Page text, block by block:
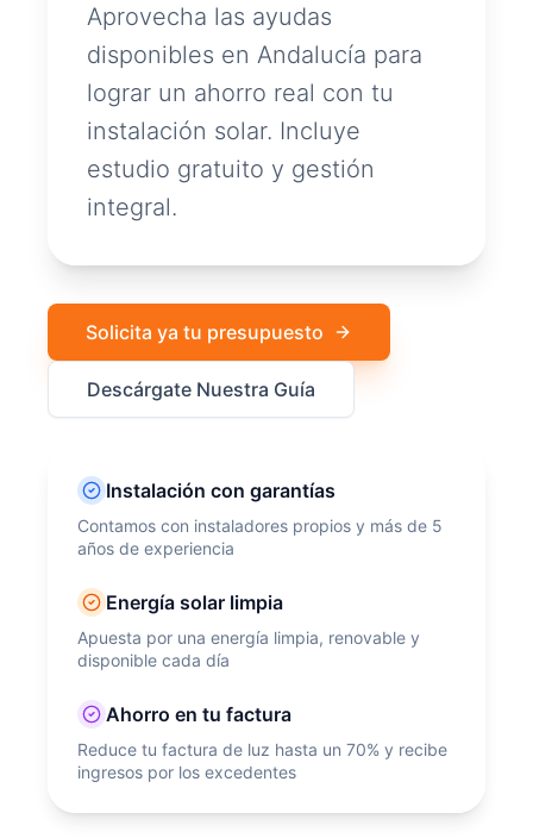
Aprovecha las ayudas
disponibles en Andalucía para
lograr un ahorro real con tu
instalación solar. Incluye
estudio gratuito y gestión
integral.
Solicita ya tu presupuesto
Descárgate Nuestra Guía
Instalación con garantías
Contamos con instaladores propios y más de 5
años de experiencia
Energía solar limpia
Apuesta por una energía limpia, renovable y
disponible cada día
Ahorro en tu factura
Reduce tu factura de luz hasta un 70% y recibe
ingresos por los excedentes